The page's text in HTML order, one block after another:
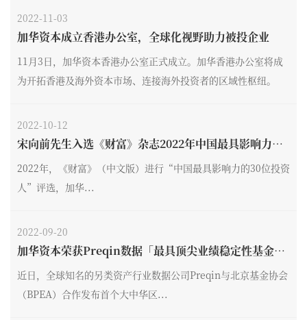
2022-11-03
加华资本成立香港办公室，全球化视野助力被投企业
11月3日，加华资本香港办公室正式成立。加华香港办公室将成
为开拓香港及海外资本市场、连接海外投资者的区域性枢纽。
2022-10-12
宋向前先生入选《财富》杂志2022年中国最具影响力投
2022年，《财富》（中文版）进行“中国最具影响力的30位投资
人”评选，加华...
2022-09-20
加华资本荣获Preqin数据「最具顶尖业绩稳定性基金T
近日，全球知名的另类资产行业数据公司Preqin与北京基金协会
（BPEA）合作发布首个大中华区...